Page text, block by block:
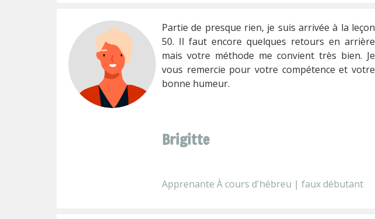
Partie de presque rien, je suis arrivée à la leçon
50. Il faut encore quelques retours en arrière
mais votre méthode me convient très bien. Je
vous remercie pour votre compétence et votre
bonne humeur.
Brigitte
Apprenante À cours d'hébreu | faux débutant